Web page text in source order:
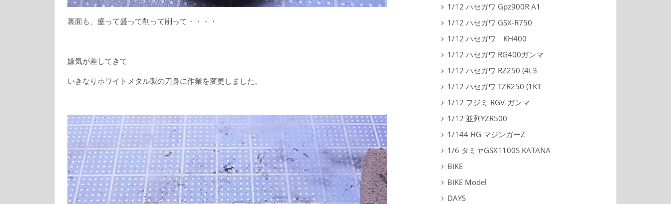
裏面も、盛って盛って削って削って・・・・
嫌気が差してきて
いきなりホワイトメタル製の刀身に作業を変更しました。
1/12 ハセガワ Gpz900R A1
1/12 ハセガワ GSX-R750
1/12 ハセガワ KH400
1/12 ハセガワ RG400ガンマ
1/12 ハセガワ RZ250 (4L3
1/12 ハセガワ TZR250 (1KT
1/12 フジミ RGV-ガンマ
1/12 並列YZR500
1/144 HG マジンガーZ
1/6 タミヤGSX1100S KATANA
BIKE
BIKE Model
DAYS